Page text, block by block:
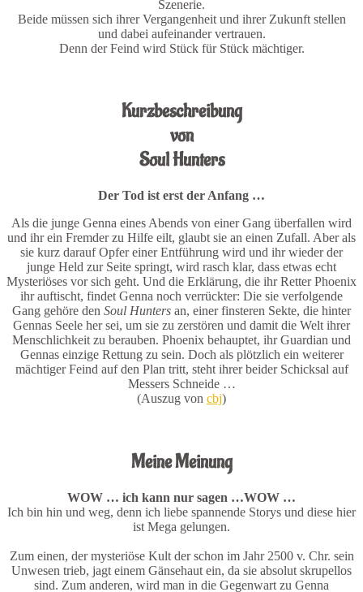
Szenerie.
Beide müssen sich ihrer Vergangenheit und ihrer Zukunft stellen
und dabei aufeinander vertrauen.
Denn der Feind wird Stück für Stück mächtiger.
Kurzbeschreibung
von
Soul Hunters
Der Tod ist erst der Anfang …
Als die junge Genna eines Abends von einer Gang überfallen wird
und ihr ein Fremder zu Hilfe eilt, glaubt sie an einen Zufall. Aber als
sie kurz darauf Opfer einer Entführung wird und ihr wieder der
junge Held zur Seite springt, wird rasch klar, dass etwas echt
Mysteriöses vor sich geht. Und die Erklärung, die ihr Retter Phoenix
ihr auftischt, findet Genna noch verrückter: Die sie verfolgende
Gang gehöre den Soul Hunters an, einer finsteren Sekte, die hinter
Gennas Seele her sei, um sie zu zerstören und damit die Welt ihrer
Menschlichkeit zu berauben. Phoenix behauptet, ihr Guardian und
Gennas einzige Rettung zu sein. Doch als plötzlich ein weiterer
mächtiger Feind auf den Plan tritt, steht ihrer beider Schicksal auf
Messers Schneide …
(Auszug von cbj)
Meine Meinung
WOW … ich kann nur sagen …WOW …
Ich bin hin und weg, denn ich liebe spannende Storys und diese hier
ist Mega gelungen.
Zum einen, der mysteriöse Kult der schon im Jahr 2500 v. Chr. sein
Unwesen trieb, jagt einem Gänsehaut ein, da sie absolut skrupellos
sind. Zum anderen, wird man in die Gegenwart zu Genna